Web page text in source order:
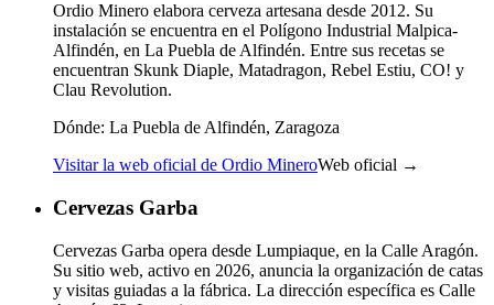
Ordio Minero elabora cerveza artesana desde 2012. Su
instalación se encuentra en el Polígono Industrial Malpica-
Alfindén, en La Puebla de Alfindén. Entre sus recetas se
encuentran Skunk Diaple, Matadragon, Rebel Estiu, CO! y
Clau Revolution.
Dónde: La Puebla de Alfindén, Zaragoza
Visitar la web oficial de Ordio MineroWeb oficial →
Cervezas Garba
Cervezas Garba opera desde Lumpiaque, en la Calle Aragón.
Su sitio web, activo en 2026, anuncia la organización de catas
y visitas guiadas a la fábrica. La dirección específica es Calle